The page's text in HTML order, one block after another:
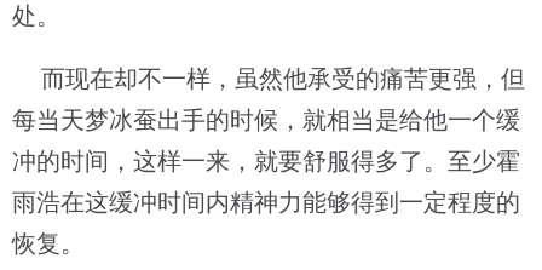
处。
而现在却不一样，虽然他承受的痛苦更强，但
每当天梦冰蚕出手的时候，就相当是给他一个缓
冲的时间，这样一来，就要舒服得多了。至少霍
雨浩在这缓冲时间内精神力能够得到一定程度的
恢复。